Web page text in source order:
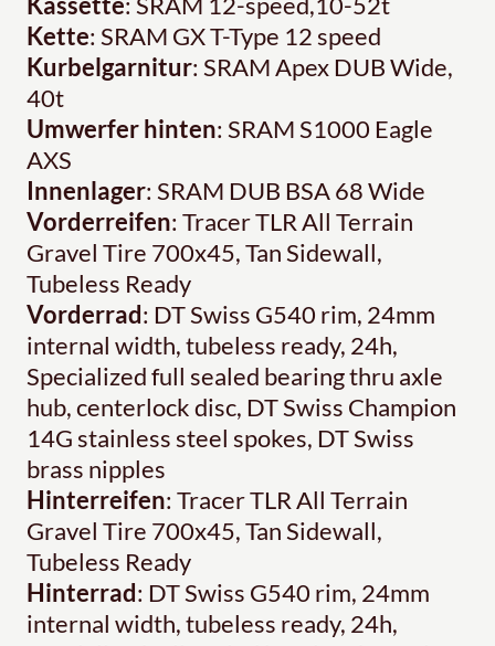
Kette: SRAM GX T-Type 12 speed
Kurbelgarnitur: SRAM Apex DUB Wide,
40t
Umwerfer hinten: SRAM S1000 Eagle
AXS
Innenlager: SRAM DUB BSA 68 Wide
Vorderreifen: Tracer TLR All Terrain
Gravel Tire 700x45, Tan Sidewall,
Tubeless Ready
Vorderrad: DT Swiss G540 rim, 24mm
internal width, tubeless ready, 24h,
Specialized full sealed bearing thru axle
hub, centerlock disc, DT Swiss Champion
14G stainless steel spokes, DT Swiss
brass nipples
Hinterreifen: Tracer TLR All Terrain
Gravel Tire 700x45, Tan Sidewall,
Tubeless Ready
Hinterrad: DT Swiss G540 rim, 24mm
internal width, tubeless ready, 24h,